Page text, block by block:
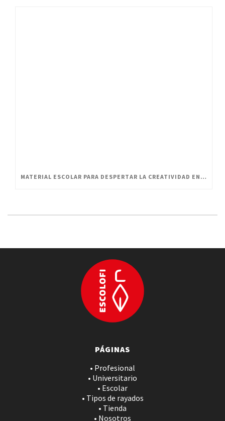
MATERIAL ESCOLAR PARA DESPERTAR LA CREATIVIDAD EN PEQUEÑOS ARTISTAS
PÁGINAS
• Profesional
• Universitario
• Escolar
• Tipos de rayados
• Tienda
• Nosotros